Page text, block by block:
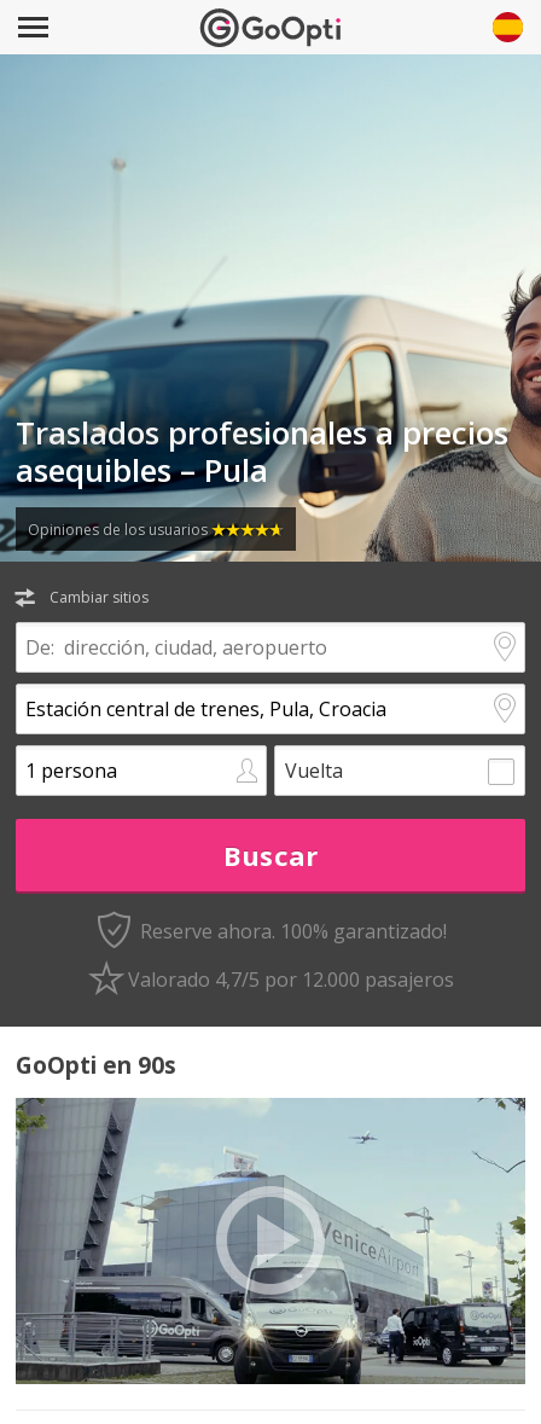
Traslados profesionales a precios
asequibles – Pula
Opiniones de los usuarios
Cambiar sitios
Vuelta
Reserve ahora. 100% garantizado!
Valorado 4,7/5 por 12.000 pasajeros
GoOpti en 90s